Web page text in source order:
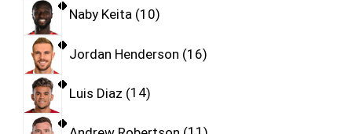
Naby Keita 10
Jordan Henderson 16
Luis Diaz 14